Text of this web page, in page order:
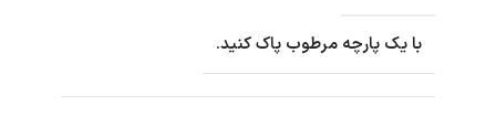
با یک پارچه مرطوب پاک کنید.